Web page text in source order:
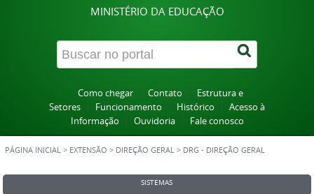
Canais
MINISTÉRIO DA EDUCAÇÃO
Como chegar Contato
Estrutura e
Setores
Funcionamento Histórico
Acesso à
Informação
Ouvidoria Fale conosco
PÁGINA INICIAL > EXTENSÃO > DIREÇÃO GERAL > DRG - DIREÇÃO GERAL
SISTEMAS